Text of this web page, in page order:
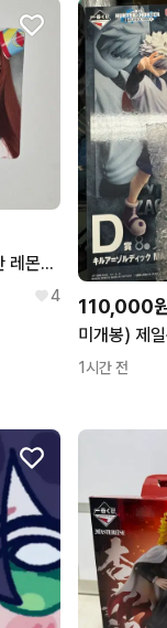
하츠투하츠하투하 이안 레몬탱 포토북 레몬썬 Lemon Sun Ver.앨포
4 110,000
1시간 전